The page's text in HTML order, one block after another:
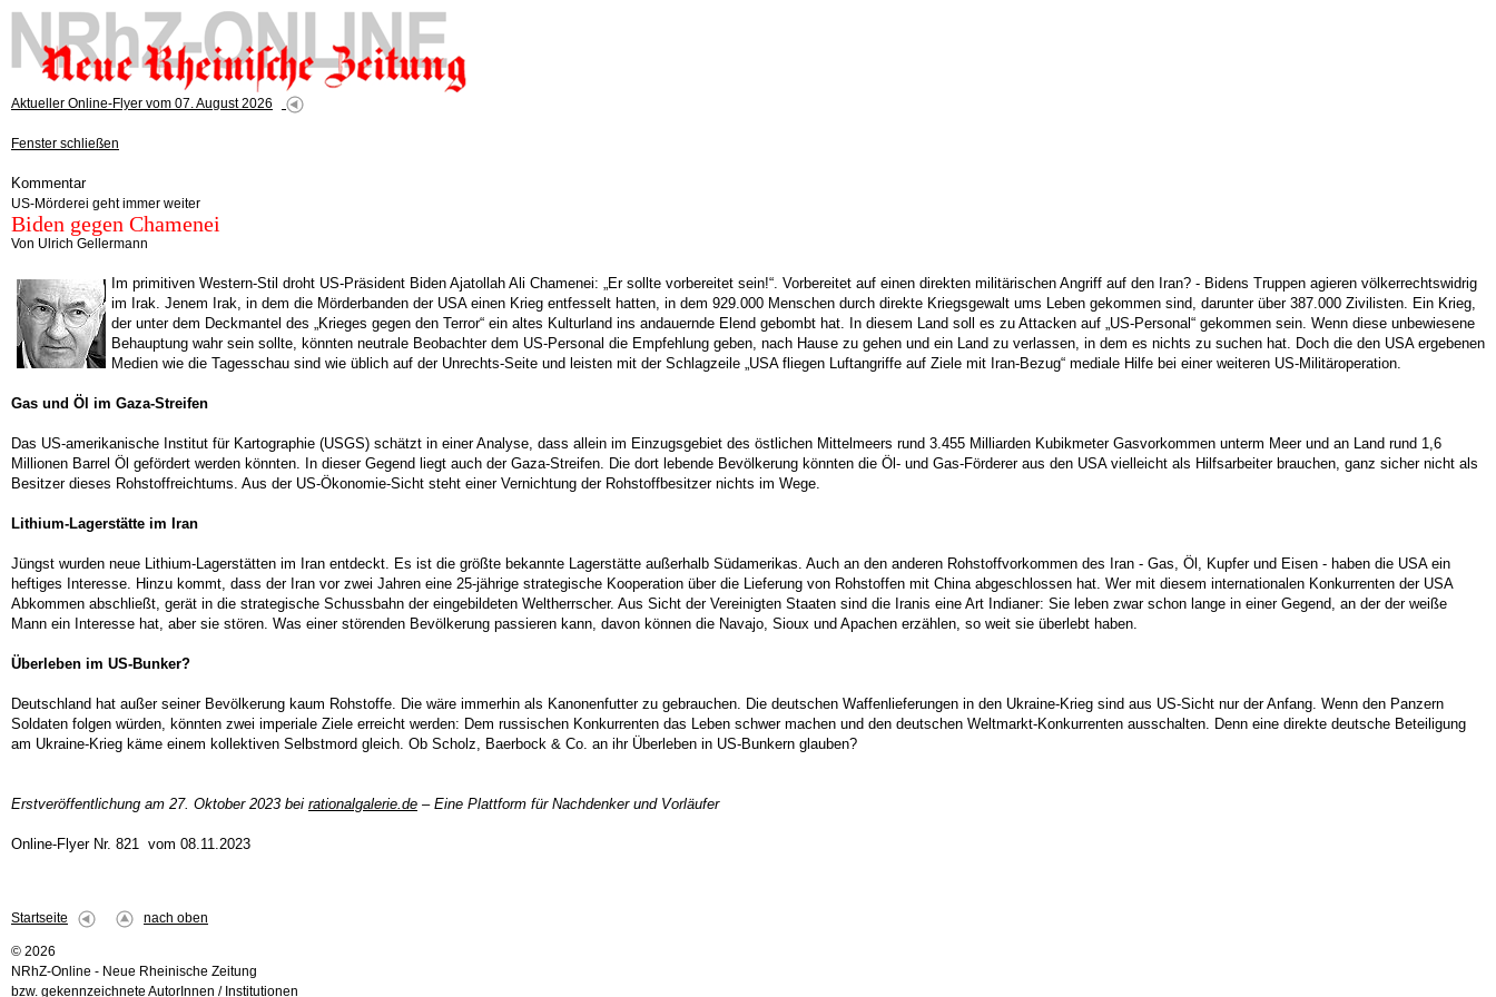
Aktueller Online-Flyer vom 07. August 2026
Fenster schließen
Kommentar
US-Mörderei geht immer weiter
Biden gegen Chamenei
Von Ulrich Gellermann
Im primitiven Western-Stil droht US-Präsident Biden Ajatollah Ali Chamenei: „Er sollte vorbereitet sein!“. Vorbereitet auf einen direkten militärischen Angriff auf den Iran? - Bidens Truppen agieren völkerrechtswidrig
im Irak. Jenem Irak, in dem die Mörderbanden der USA einen Krieg entfesselt hatten, in dem 929.000 Menschen durch direkte Kriegsgewalt ums Leben gekommen sind, darunter über 387.000 Zivilisten. Ein Krieg,
der unter dem Deckmantel des „Krieges gegen den Terror“ ein altes Kulturland ins andauernde Elend gebombt hat. In diesem Land soll es zu Attacken auf „US-Personal“ gekommen sein. Wenn diese unbewiesene
Behauptung wahr sein sollte, könnten neutrale Beobachter dem US-Personal die Empfehlung geben, nach Hause zu gehen und ein Land zu verlassen, in dem es nichts zu suchen hat. Doch die den USA ergebenen
Medien wie die Tagesschau sind wie üblich auf der Unrechts-Seite und leisten mit der Schlagzeile „USA fliegen Luftangriffe auf Ziele mit Iran-Bezug“ mediale Hilfe bei einer weiteren US-Militäroperation.
Gas und Öl im Gaza-Streifen
Das US-amerikanische Institut für Kartographie (USGS) schätzt in einer Analyse, dass allein im Einzugsgebiet des östlichen Mittelmeers rund 3.455 Milliarden Kubikmeter Gasvorkommen unterm Meer und an Land rund 1,6
Millionen Barrel Öl gefördert werden könnten. In dieser Gegend liegt auch der Gaza-Streifen. Die dort lebende Bevölkerung könnten die Öl- und Gas-Förderer aus den USA vielleicht als Hilfsarbeiter brauchen, ganz sicher nicht als
Besitzer dieses Rohstoffreichtums. Aus der US-Ökonomie-Sicht steht einer Vernichtung der Rohstoffbesitzer nichts im Wege.
Lithium-Lagerstätte im Iran
Jüngst wurden neue Lithium-Lagerstätten im Iran entdeckt. Es ist die größte bekannte Lagerstätte außerhalb Südamerikas. Auch an den anderen Rohstoffvorkommen des Iran - Gas, Öl, Kupfer und Eisen - haben die USA ein
heftiges Interesse. Hinzu kommt, dass der Iran vor zwei Jahren eine 25-jährige strategische Kooperation über die Lieferung von Rohstoffen mit China abgeschlossen hat. Wer mit diesem internationalen Konkurrenten der USA
Abkommen abschließt, gerät in die strategische Schussbahn der eingebildeten Weltherrscher. Aus Sicht der Vereinigten Staaten sind die Iranis eine Art Indianer: Sie leben zwar schon lange in einer Gegend, an der der weiße
Mann ein Interesse hat, aber sie stören. Was einer störenden Bevölkerung passieren kann, davon können die Navajo, Sioux und Apachen erzählen, so weit sie überlebt haben.
Überleben im US-Bunker?
Deutschland hat außer seiner Bevölkerung kaum Rohstoffe. Die wäre immerhin als Kanonenfutter zu gebrauchen. Die deutschen Waffenlieferungen in den Ukraine-Krieg sind aus US-Sicht nur der Anfang. Wenn den Panzern
Soldaten folgen würden, könnten zwei imperiale Ziele erreicht werden: Dem russischen Konkurrenten das Leben schwer machen und den deutschen Weltmarkt-Konkurrenten ausschalten. Denn eine direkte deutsche Beteiligung
am Ukraine-Krieg käme einem kollektiven Selbstmord gleich. Ob Scholz, Baerbock & Co. an ihr Überleben in US-Bunkern glauben?
Erstveröffentlichung am 27. Oktober 2023 bei rationalgalerie.de – Eine Plattform für Nachdenker und Vorläufer
Online-Flyer Nr. 821 vom 08.11.2023
Startseite nach oben
© 2026
NRhZ-Online - Neue Rheinische Zeitung
bzw. gekennzeichnete AutorInnen / Institutionen